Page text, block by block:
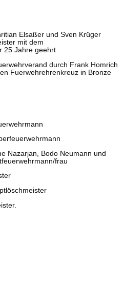
Elsaßer und Sven Krüger
mit dem
25 Jahre geehrt
durch Frank Homrich
Fuerwehrehrenkreuz in Bronze
Nazarjan, Bodo Neumann und
frau